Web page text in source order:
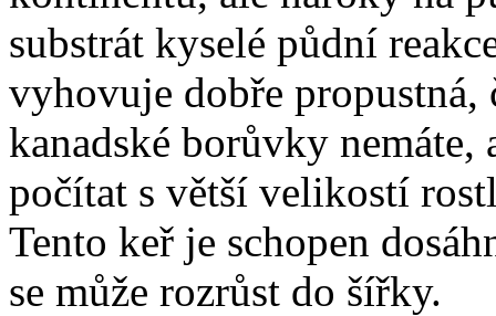
substrát kyselé půdní
vyhovuje dobře propustná,
kanadské borůvky
počítat s větší velikostí
Tento keř je schopen
se může rozrůst do šířky.